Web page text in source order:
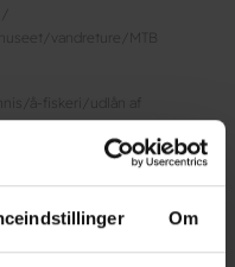
Om
vandreture/MTB
å-fiskeri/udlån af
arbejde.
mad. Bemærk at der for
madpakkebuffet(smør